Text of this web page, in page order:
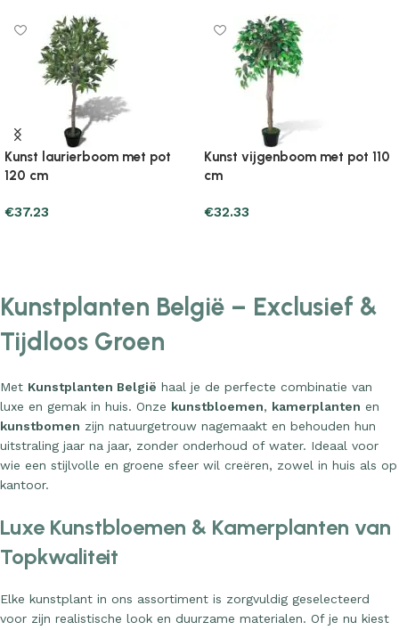
met pot
Kunst vijgenboom met pot 110
Kunst
Kunstplanten België – Exclusief &
Tijdloos Groen
Met Kunstplanten België haal je de perfecte combinatie van
luxe en gemak in huis. Onze kunstbloemen, kamerplanten en
kunstbomen zijn natuurgetrouw nagemaakt en behouden hun
uitstraling jaar na jaar, zonder onderhoud of water. Ideaal voor
wie een stijlvolle en groene sfeer wil creëren, zowel in huis als op
kantoor.
Luxe Kunstbloemen & Kamerplanten van
Topkwaliteit
Elke kunstplant in ons assortiment is zorgvuldig geselecteerd
voor zijn realistische look en duurzame materialen. Of je nu kiest